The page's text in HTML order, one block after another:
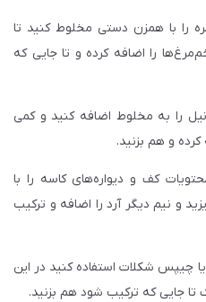
را با همزن دستی مخلوط کنید تا
را اضافه کرده و تا جایی که
را به مخلوط اضافه کنید و کمی
کرده و هم بزنید.
کف و دیواره‌های کاسه را با
و نیم دیگر آرد را اضافه و ترکیب
چیپس شکلات استفاده کنید در این
تا جایی که ترکیب شود هم بزنید.